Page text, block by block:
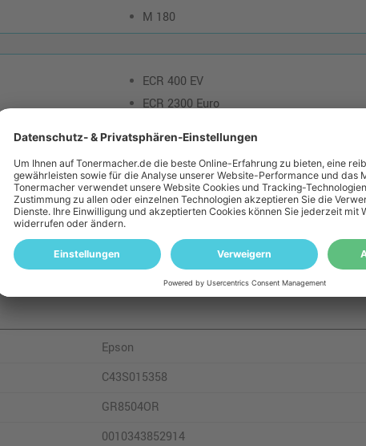
M 180
ECR 400 EV
ECR 2300 Euro
CMS 440 Euro
S 23
Epson
C43S015358
GR8504OR
0010343852914